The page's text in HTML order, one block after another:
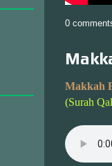
0
Makkah
(Surah